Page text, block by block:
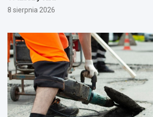
8 sierpnia 2026